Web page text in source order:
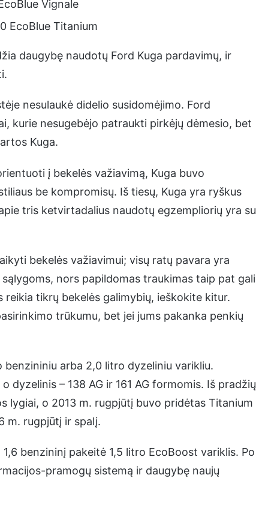
Vignale
EcoBlue Titanium
daugybę naudotų Ford Kuga pardavimų, ir
nesulaukė didelio susidomėjimo. Ford
kurie nesugebėjo patraukti pirkėjų dėmesio, bet
Kuga.
į bekelės važiavimą, Kuga buvo
be kompromisų. Iš tiesų, Kuga yra ryškus
tris ketvirtadalius naudotų egzempliorių yra su
bekelės važiavimui; visų ratų pavara yra
nors papildomas traukimas taip pat gali
tikrų bekelės galimybių, ieškokite kitur.
trūkumu, bet jei jums pakanka penkių
arba 2,0 litro dyzeliniu varikliu.
dyzelinis – 138 AG ir 161 AG formomis. Iš pradžių
lygiai, o 2013 m. rugpjūtį buvo pridėtas Titanium
m. rugpjūtį ir spalį.
benzininį pakeitė 1,5 litro EcoBoost variklis. Po
pramogų sistemą ir daugybę naujų